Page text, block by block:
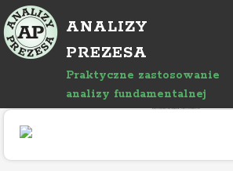
o
ANALIZY
PREZESA
Praktyczne zastosowanie
analizy fundamentalnej